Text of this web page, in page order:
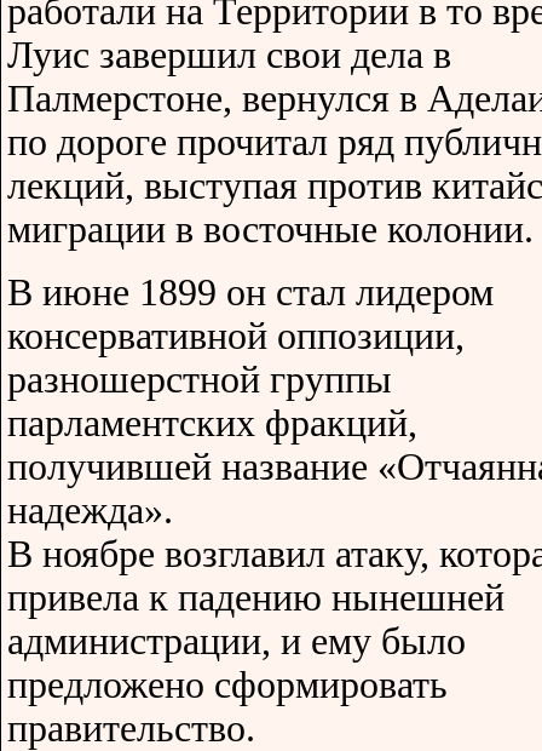
работали на Территории в то
Луис завершил свои дела в
Палмерстоне, вернулся в
по дороге прочитал ряд
лекций, выступая против
миграции в восточные колонии.
В июне 1899 он стал лидером
консервативной оппозиции,
разношерстной группы
парламентских фракций,
получившей название
надежда».
В ноябре возглавил атаку,
привела к падению нынешней
администрации, и ему было
предложено сформировать
правительство.